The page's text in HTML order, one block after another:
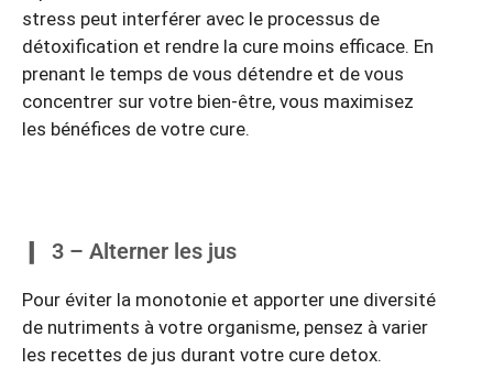
stress peut interférer avec le processus de
détoxification et rendre la cure moins efficace. En
prenant le temps de vous détendre et de vous
concentrer sur votre bien-être, vous maximisez
les bénéfices de votre cure.
3 – Alterner les jus
Pour éviter la monotonie et apporter une diversité
de nutriments à votre organisme, pensez à varier
les recettes de jus durant votre cure detox.